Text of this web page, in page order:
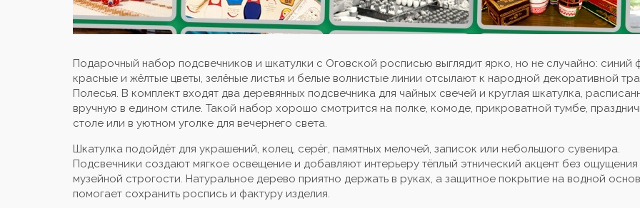
Подарочный набор подсвечников и шкатулки с Оговской росписью выглядит ярко, но не случайно: синий
красные и жёлтые цветы, зелёные листья и белые волнистые линии отсылают к народной декоративной
Полесья. В комплект входят два деревянных подсвечника для чайных свечей и круглая шкатулка,
вручную в едином стиле. Такой набор хорошо смотрится на полке, комоде, прикроватной тумбе,
столе или в уютном уголке для вечернего света.
Шкатулка подойдёт для украшений, колец, серёг, памятных мелочей, записок или небольшого сувенира.
Подсвечники создают мягкое освещение и добавляют интерьеру тёплый этнический акцент без ощущения
музейной строгости. Натуральное дерево приятно держать в руках, а защитное покрытие на водной
помогает сохранить роспись и фактуру изделия.